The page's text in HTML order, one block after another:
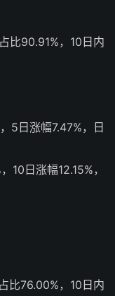
比90.91%，10日内
5日涨幅7.47%，日
10日涨幅12.15%，
比76.00%，10日内